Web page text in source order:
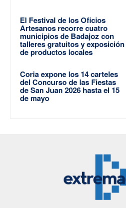
El Festival de los Oficios
Artesanos recorre cuatro
municipios de Badajoz con
talleres gratuitos y exposición
de productos locales
Coria expone los 14 carteles
del Concurso de las Fiestas
de San Juan 2026 hasta el 15
de mayo